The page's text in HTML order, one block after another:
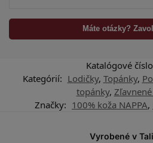
Máte otázky?
Katalógové
Kategórií: Lodičky, Topánky,
topánky,
Značky: 100% koža NAPPA,
Vyrobené v